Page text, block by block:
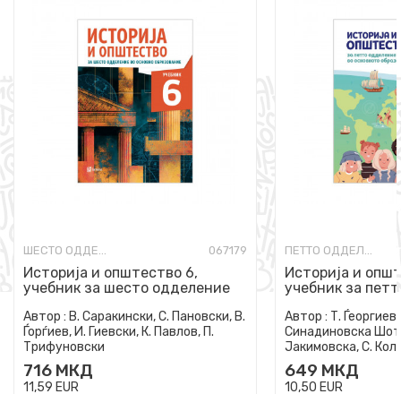
067179
Историја и општество 6,
учебник за шесто одделение
Автор : В. Саракински, С. Пановски, В.
Ѓорѓиев, И. Гиевски, К. Павлов, П.
Трифуновски
716 МКД
11,59 EUR
Историја и
учебник за
Автор : Т.
Синадиновска
Јакимовска, С.
Јакимовска
649 МКД
10,50 EUR